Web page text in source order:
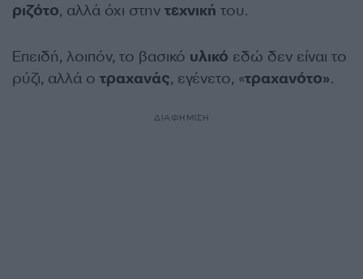
ριζότο, αλλά όχι στην τεχνική του.
Επειδή, λοιπόν, το βασικό υλικό εδώ δεν είναι το
ρύζι, αλλά ο τραχανάς, εγένετο, «τραχανότο».
ΔΙΑΦΗΜΙΣΗ